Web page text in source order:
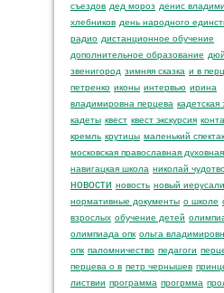
съездов дед мороз денис
хлебников день народного
радио дистанционное обучение
дополнительное образование
звенигород зимняя сказка и в
петренко иконы интервью ирина
владимировна перцева кадетская
кадеты квест квест экскурсия
кремль крутицы маленький
московская православная
навигацкая школа николай
новости новость новый
нормативные документы о школе
взрослых обучение детей
олимпиада опк ольга
опк паломничество педагоги
перцева о в петр чернышев
листвии программа прогрмма